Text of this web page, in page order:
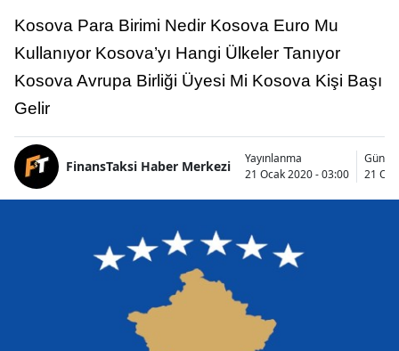
Kosova Para Birimi Nedir Kosova Euro Mu
Kullanıyor Kosova’yı Hangi Ülkeler Tanıyor
Kosova Avrupa Birliği Üyesi Mi Kosova Kişi Başı
Gelir
FinansTaksi Haber Merkezi
Yayınlanma
21 Ocak 2020 - 03:00
21